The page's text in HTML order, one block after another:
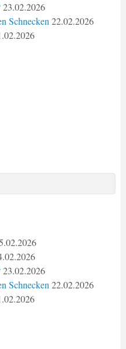
23.02.2026
Schnecken 22.02.2026
23.02.2026
Schnecken 22.02.2026